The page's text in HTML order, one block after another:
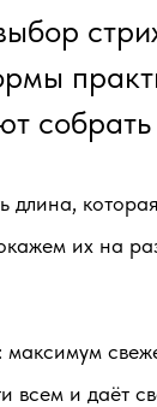
длина,
их на
всем и даёт